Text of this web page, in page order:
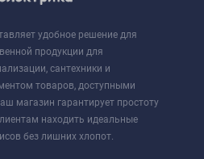
удобное решение для
продукции для
сантехники и
товаров, доступными
магазин гарантирует простоту
находить идеальные
без лишних хлопот.